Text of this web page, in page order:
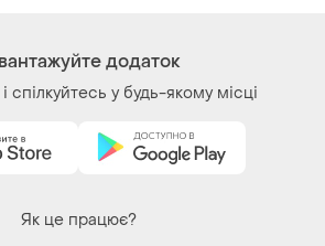
Як це працює?
Київ, Харківське шосе, будинок
конфіденційності